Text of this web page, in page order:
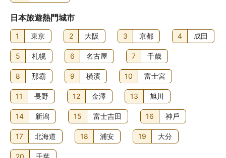
日本旅遊熱門城市
1 東京 2 大阪 3 京都 4 成田
5 札幌 6 名古屋 7 千歲
8 那霸 9 橫濱 10 富士宮
11 長野 12 金澤 13 旭川
14 新潟 15 富士吉田 16 神戶
17 北海道 18 浦安 19 大分
20 千葉